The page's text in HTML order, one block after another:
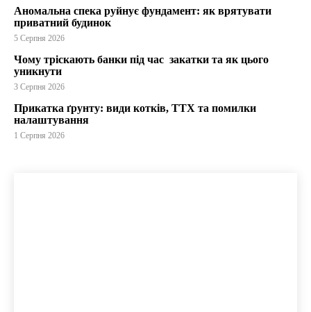
Аномальна спека руйнує фундамент: як врятувати
приватний будинок
5 Серпня 2026
Чому тріскають банки під час закатки та як цього
уникнути
3 Серпня 2026
Прикатка ґрунту: види котків, ТТХ та помилки
налаштування
1 Серпня 2026